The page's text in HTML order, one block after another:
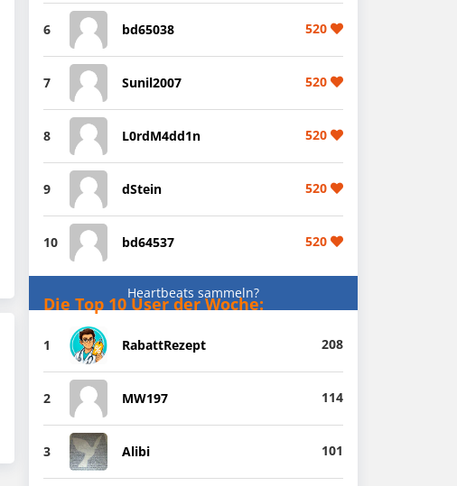
6 bd65038 520
7 Sunil2007 520
8 L0rdM4dd1n 520
9 dStein 520
10 bd64537 520
Heartbeats sammeln?
Die Top 10 User der Woche:
1 RabattRezept 208
2 MW197 114
3 Alibi 101